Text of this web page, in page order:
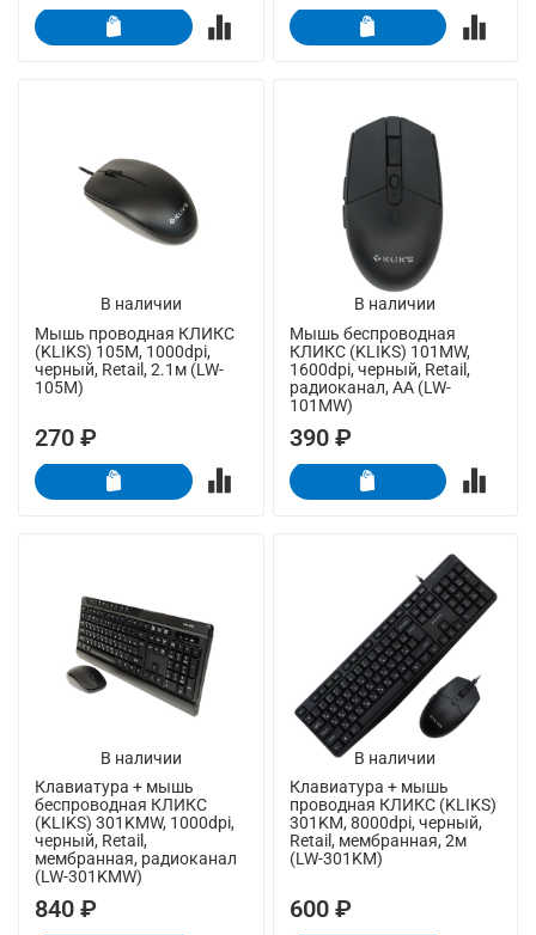
В наличии
Мышь проводная КЛИКС
(KLIKS) 105M, 1000dpi,
черный, Retail, 2.1м (LW-
105M)
270 ₽
В наличии
Мышь беспроводная
КЛИКС (KLIKS) 101MW,
1600dpi, черный, Retail,
радиоканал, AA (LW-
101MW)
390 ₽
В наличии
Клавиатура + мышь
беспроводная КЛИКС
(KLIKS) 301KMW, 1000dpi,
черный, Retail,
мембранная, радиоканал
(LW-301KMW)
840 ₽
В наличии
Клавиатура + мышь
проводная КЛИКС (KLIKS)
301KM, 8000dpi, черный,
Retail, мембранная, 2м
(LW-301KM)
600 ₽